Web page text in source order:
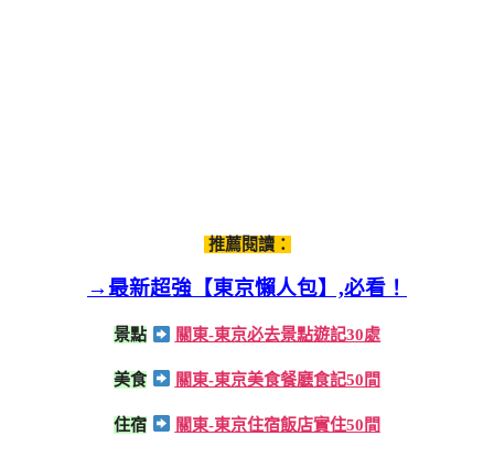
推薦閱讀：
→最新超強【東京懶人包】,必看！
景點 關東-東京必去景點遊記30處
美食 關東-東京美食餐廳食記50間
住宿 關東-東京住宿飯店實住50間